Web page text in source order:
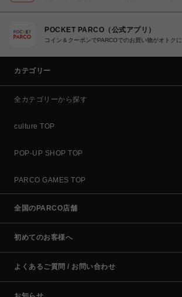
POCKET PARCO（公式アプリ）
コイン＆クーポンでPARCOでのお買い物がオトクに
カテゴリー
全カテゴリーから探す
culture TOP
POP-UP SHOP TOP
PARCO GAMES TOP
全国のPARCO店舗
初めてのお客様へ
よくあるご質問 / お問い合わせ